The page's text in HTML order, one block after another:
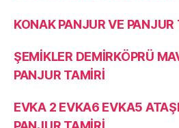
KONAK PANJUR VE PANJUR
ŞEMİKLER DEMİRKÖPRÜ
PANJUR TAMİRİ
EVKA 2 EVKA6 EVKA5